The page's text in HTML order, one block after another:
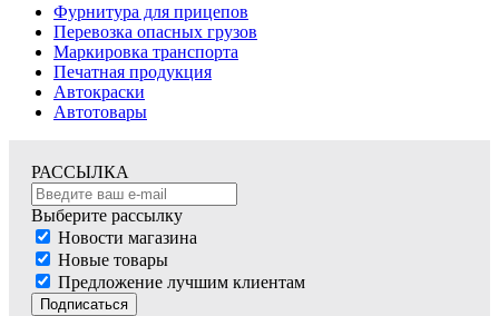
Фурнитура для прицепов
Перевозка опасных грузов
Маркировка транспорта
Печатная продукция
Автокраски
Автотовары
РАССЫЛКА
Выберите рассылку
Новости магазина
Новые товары
Предложение лучшим клиентам
Подписаться